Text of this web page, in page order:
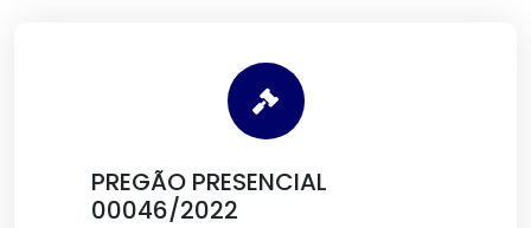
PREGÃO PRESENCIAL
00046/2022